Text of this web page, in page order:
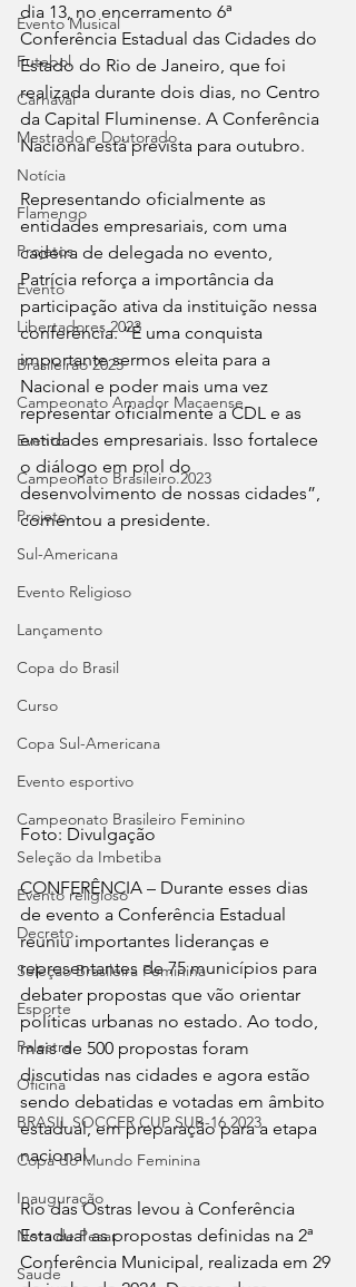
Evento Musical
Futebol
Carnaval
Mestrado e Doutorado
Notícia
Flamengo
Projetos
Evento
Libertadores 2023
Brasileirão 2023
Campeonato Amador Macaense
Evento
Campeonato Brasileiro.2023
Projeto
Sul-Americana
Evento Religioso
Lançamento
Copa do Brasil
Curso
Copa Sul-Americana
Evento esportivo
Campeonato Brasileiro Feminino
Seleção da Imbetiba
Evento religioso
Decreto
Seleção Brasileira Feminina
Esporte
Palestra
Oficina
BRASIL SOCCER CUP SUB-16 2023
Copa do Mundo Feminina
Inauguração
Nota de Pesar
Saude
dia 13, no encerramento 6ª
Conferência Estadual das Cidades do
Estado do Rio de Janeiro, que foi
realizada durante dois dias, no Centro
da Capital Fluminense. A Conferência
Nacional está prevista para outubro.
Representando oficialmente as
entidades empresariais, com uma
cadeira de delegada no evento,
Patrícia reforça a importância da
participação ativa da instituição nessa
conferência. “É uma conquista
importante sermos eleita para a
Nacional e poder mais uma vez
representar oficialmente a CDL e as
entidades empresariais. Isso fortalece
o diálogo em prol do
desenvolvimento de nossas cidades”,
comentou a presidente.
Foto: Divulgação
CONFERÊNCIA – Durante esses dias
de evento a Conferência Estadual
reuniu importantes lideranças e
representantes de 75 municípios para
debater propostas que vão orientar
políticas urbanas no estado. Ao todo,
mais de 500 propostas foram
discutidas nas cidades e agora estão
sendo debatidas e votadas em âmbito
estadual, em preparação para a etapa
nacional.
Rio das Ostras levou à Conferência
Estadual as propostas definidas na 2ª
Conferência Municipal, realizada em 29